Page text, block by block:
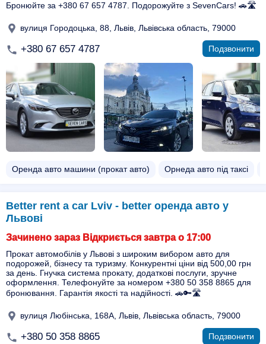
Бронюйте за +380 67 657 4787. Подорожуйте з SevenCars! 🚗🛣️
вулиця Городоцька, 88, Львів, Львівська область, 79000
+380 67 657 4787 Подзвонити
Оренда авто машини (прокат авто) Орнеда авто під таксі
Better rent a car Lviv - better оренда авто у
Львові
Зачинено зараз Відкриється завтра о 17:00
Прокат автомобілів у Львові з широким вибором авто для
подорожей, бізнесу та туризму. Конкурентні ціни від 500,00 грн
за день. Гнучка система прокату, додаткові послуги, зручне
оформлення. Телефонуйте за номером +380 50 358 8865 для
бронювання. Гарантія якості та надійності. 🚗🔑🛣️
вулиця Любінська, 168А, Львів, Львівська область, 79000
+380 50 358 8865 Подзвонити